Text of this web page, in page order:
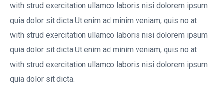
with strud exercitation ullamco laboris nisi dolorem ipsum
quia dolor sit dicta.Ut enim ad minim veniam, quis no at
with strud exercitation ullamco laboris nisi dolorem ipsum
quia dolor sit dicta.Ut enim ad minim veniam, quis no at
with strud exercitation ullamco laboris nisi dolorem ipsum
quia dolor sit dicta.